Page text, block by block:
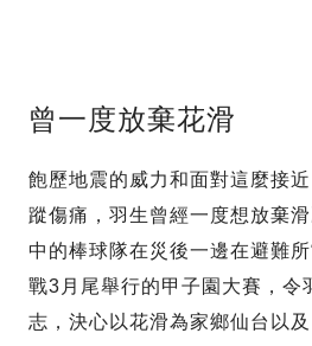
曾一度放棄花滑
飽歷地震的威力和面對這麼接
蹤傷痛，羽生曾經一度想放棄
中的棒球隊在災後一邊在避難
戰3月尾舉行的甲子園大賽，令
志，決心以花滑為家鄉仙台以